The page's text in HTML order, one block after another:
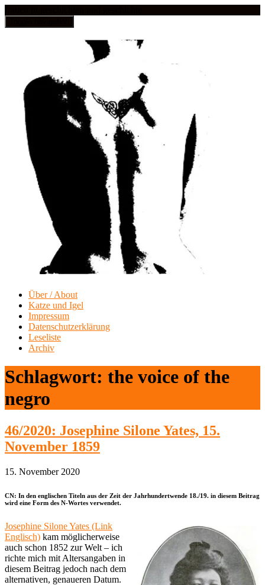
Über / About
Katze und Igel
Impressum
Datenschutzerklärung
Leseliste
Archiv
Schlagwort: the voice of the
negro
46/2020: Josephine Silone Yates, 15.
November 1859
15. November 2020
CN: In den englischen Titeln aus der Zeit der Jahrhundertwende 18./19. in diesem Beitrag
wird eine Form des N-Wortes verwendet.
Josephine Silone Yates (Link
Englisch) kam möglicherweise
auch schon 1852 zur Welt – ich
richte mich mit Altersangaben in
diesem Beitrag jedoch nach dem
alternativen, genaueren Datum.